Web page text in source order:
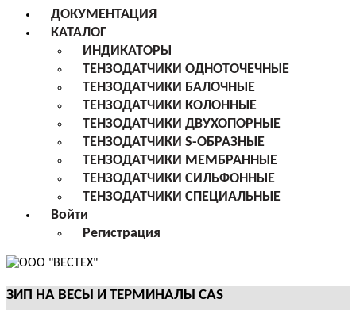
ДОКУМЕНТАЦИЯ
КАТАЛОГ
ИНДИКАТОРЫ
ТЕНЗОДАТЧИКИ ОДНОТОЧЕЧНЫЕ
ТЕНЗОДАТЧИКИ БАЛОЧНЫЕ
ТЕНЗОДАТЧИКИ КОЛОННЫЕ
ТЕНЗОДАТЧИКИ ДВУХОПОРНЫЕ
ТЕНЗОДАТЧИКИ S-ОБРАЗНЫЕ
ТЕНЗОДАТЧИКИ МЕМБРАННЫЕ
ТЕНЗОДАТЧИКИ СИЛЬФОННЫЕ
ТЕНЗОДАТЧИКИ СПЕЦИАЛЬНЫЕ
Войти
Регистрация
ЗИП НА ВЕСЫ И ТЕРМИНАЛЫ CAS